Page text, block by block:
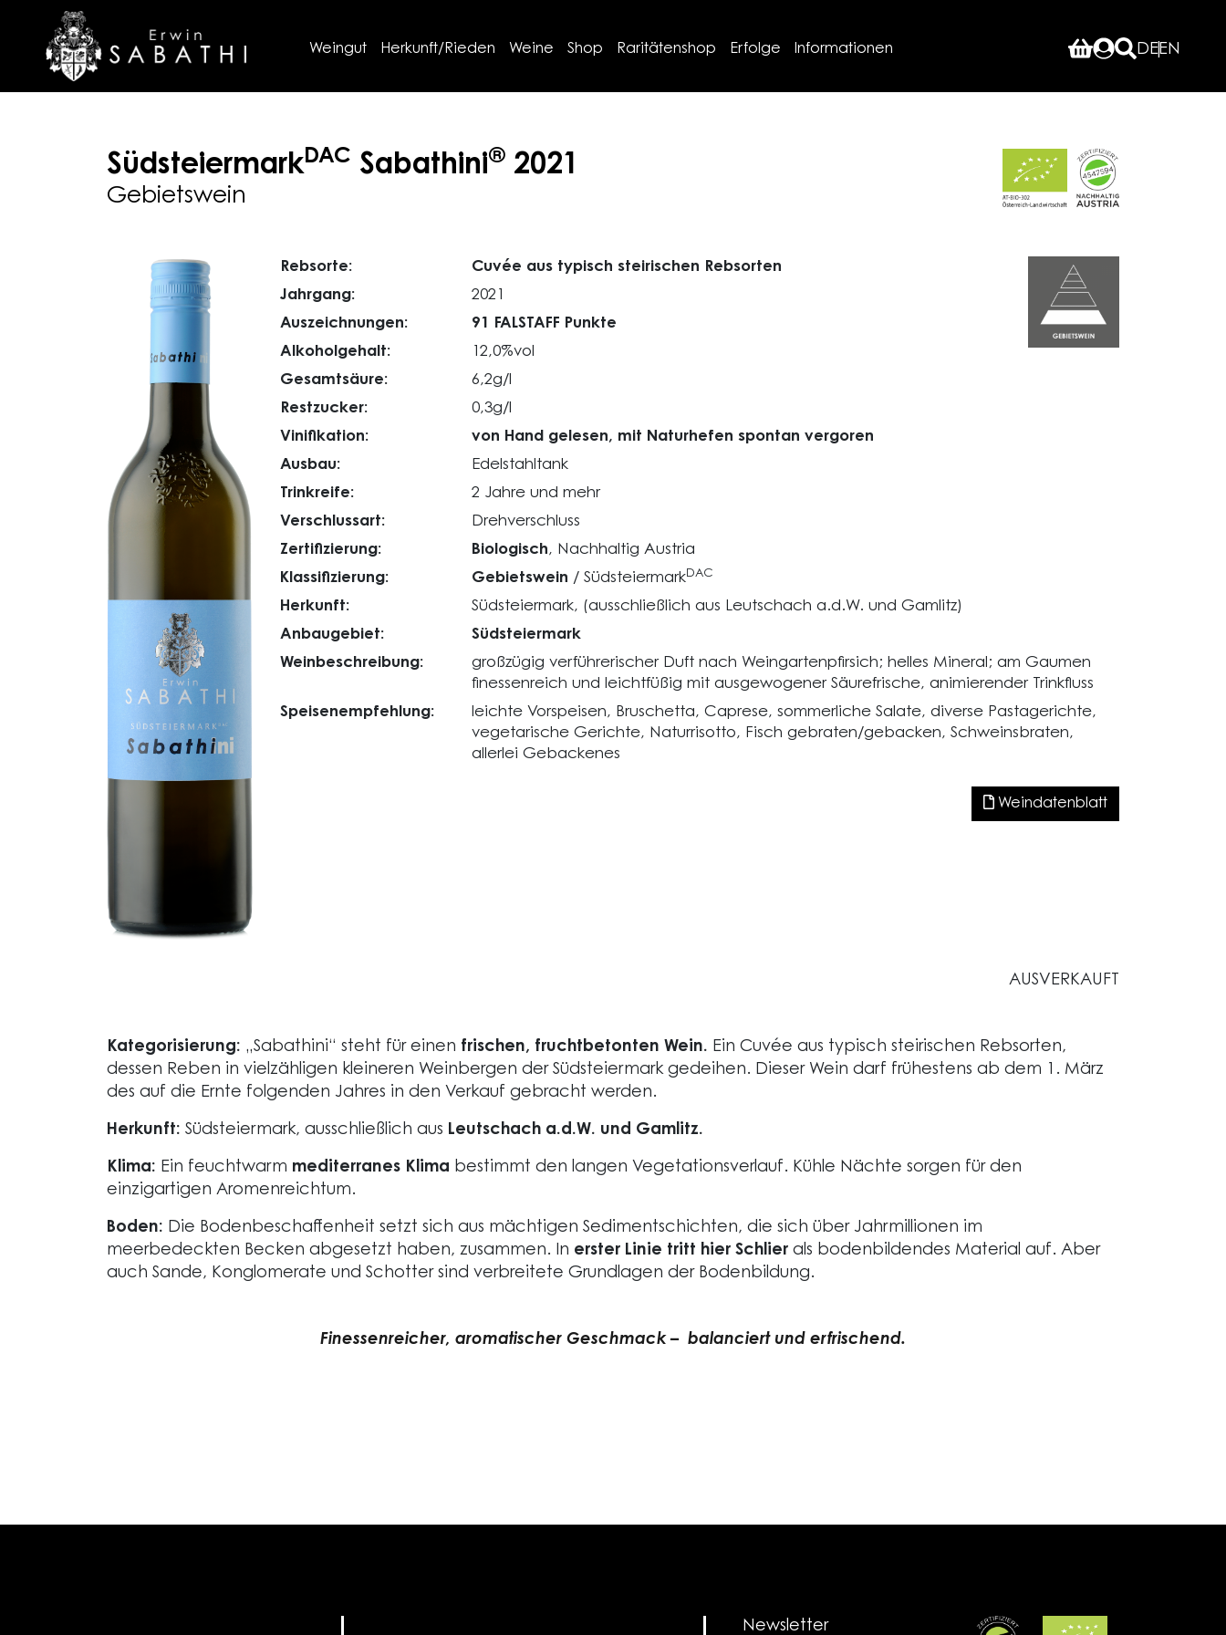
Weingut Herkunft/Rieden Weine Shop Raritätenshop Erfolge Informationen DEEN
SüdsteiermarkDAC Sabathini® 2021
Gebietswein
Rebsorte:
Cuvée aus typisch steirischen Rebsorten
Jahrgang:
2021
Auszeichnungen:
91 FALSTAFF Punkte
Alkoholgehalt:
12,0%vol
Gesamtsäure:
6,2g/l
Restzucker:
0,3g/l
Vinifikation:
von Hand gelesen, mit Naturhefen spontan vergoren
Ausbau:
Edelstahltank
Trinkreife:
2 Jahre und mehr
Verschlussart:
Drehverschluss
Zertifizierung:
Biologisch, Nachhaltig Austria
Klassifizierung:
Gebietswein / SüdsteiermarkDAC
Herkunft:
Südsteiermark, (ausschließlich aus Leutschach a.d.W. und Gamlitz)
Anbaugebiet:
Südsteiermark
Weinbeschreibung:
großzügig verführerischer Duft nach Weingartenpfirsich; helles Mineral; am Gaumen
finessenreich und leichtfüßig mit ausgewogener Säurefrische, animierender Trinkfluss
Speisenempfehlung:
leichte Vorspeisen, Bruschetta, Caprese, sommerliche Salate, diverse Pastagerichte,
vegetarische Gerichte, Naturrisotto, Fisch gebraten/gebacken, Schweinsbraten,
allerlei Gebackenes
Weindatenblatt
AUSVERKAUFT
Kategorisierung: „Sabathini“ steht für einen frischen, fruchtbetonten Wein. Ein Cuvée aus typisch steirischen Rebsorten,
dessen Reben in vielzähligen kleineren Weinbergen der Südsteiermark gedeihen. Dieser Wein darf frühestens ab dem 1. März
des auf die Ernte folgenden Jahres in den Verkauf gebracht werden.
Herkunft: Südsteiermark, ausschließlich aus Leutschach a.d.W. und Gamlitz.
Klima: Ein feuchtwarm mediterranes Klima bestimmt den langen Vegetationsverlauf. Kühle Nächte sorgen für den
einzigartigen Aromenreichtum.
Boden: Die Bodenbeschaffenheit setzt sich aus mächtigen Sedimentschichten, die sich über Jahrmillionen im
meerbedeckten Becken abgesetzt haben, zusammen. In erster Linie tritt hier Schlier als bodenbildendes Material auf. Aber
auch Sande, Konglomerate und Schotter sind verbreitete Grundlagen der Bodenbildung.
Finessenreicher, aromatischer Geschmack – balanciert und erfrischend.
Newsletter